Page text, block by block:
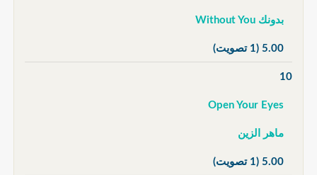
بدونك Without You
5.00 (1 تصويت)
10
Open Your Eyes
ماهر الزين
5.00 (1 تصويت)